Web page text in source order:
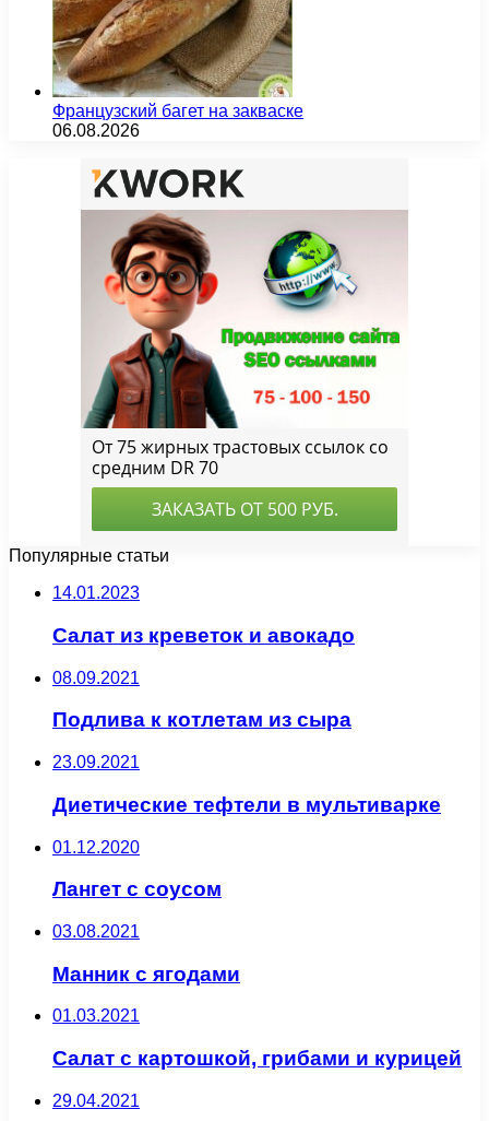
Французский багет на закваске
06.08.2026
Популярные статьи
14.01.2023
Салат из креветок и авокадо
08.09.2021
Подлива к котлетам из сыра
23.09.2021
Диетические тефтели в мультиварке
01.12.2020
Лангет с соусом
03.08.2021
Манник с ягодами
01.03.2021
Салат с картошкой, грибами и курицей
29.04.2021